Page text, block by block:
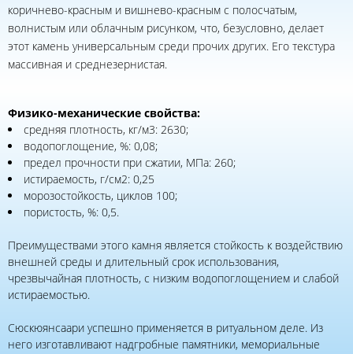
коричнево-красным и вишнево-красным с полосчатым,
волнистым или облачным рисунком, что, безусловно, делает
этот камень универсальным среди прочих других. Его текстура
массивная и среднезернистая.
Физико-механические свойства:
средняя плотность, кг/м3: 2630;
водопоглощение, %: 0,08;
предел прочности при сжатии, МПа: 260;
истираемость, г/см2: 0,25
морозостойкость, циклов 100;
пористость, %: 0,5.
Преимуществами этого камня является стойкость к воздействию
внешней среды и длительный срок использования,
чрезвычайная плотность, с низким водопоглощением и слабой
истираемостью.
Сюскюянсаари успешно применяется в ритуальном деле. Из
него изготавливают надгробные памятники, мемориальные